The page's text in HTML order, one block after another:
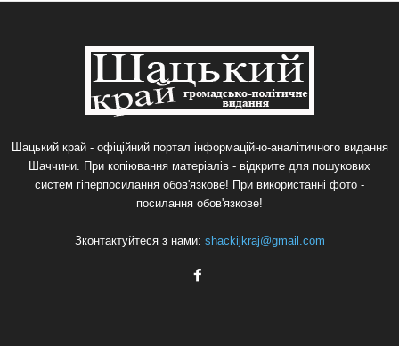
Шацький край - офіційний портал інформаційно-аналітичного видання
Шаччини. При копіювання матеріалів - відкрите для пошукових
систем гіперпосилання обов'язкове! При використанні фото -
посилання обов'язкове!
Зконтактуйтеся з нами: shackijkraj@gmail.com